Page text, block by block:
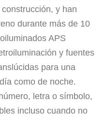
y han
durante más de 10
APS
y fuentes
para una
como de noche.
letra o símbolo,
incluso cuando no